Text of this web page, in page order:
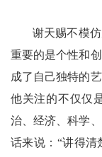
谢天赐不模
重要的是个性和
成了自己独特的
他关注的不仅仅
治、经济、科学
话来说：“讲得清